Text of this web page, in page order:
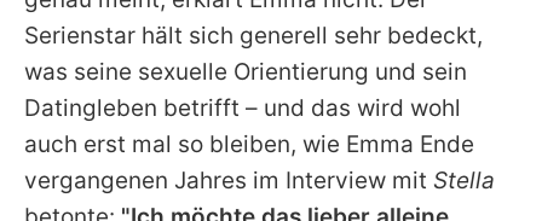
Serienstar hält sich generell sehr bedeckt,
was seine sexuelle Orientierung und sein
Datingleben betrifft – und das wird wohl
auch erst mal so bleiben, wie Emma Ende
vergangenen Jahres im Interview mit Stella